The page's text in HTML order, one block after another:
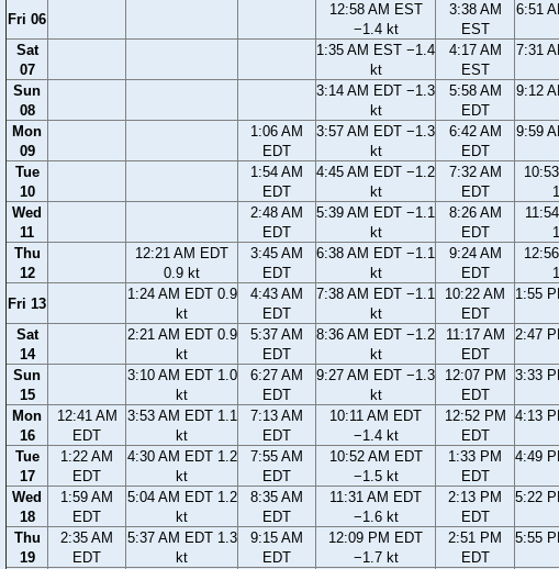
Fri 06
12:58 AM EST
−1.4 kt
3:38 AM
EST
6:51
Sat
07
1:35 AM EST −1.4
kt
4:17 AM
EST
7:31
Sun
08
3:14 AM EDT −1.3
kt
5:58 AM
EDT
9:12
Mon
09
1:06 AM
EDT
3:57 AM EDT −1.3
kt
6:42 AM
EDT
9:59
Tue
10
1:54 AM
EDT
4:45 AM EDT −1.2
kt
7:32 AM
EDT
Wed
11
2:48 AM
EDT
5:39 AM EDT −1.1
kt
8:26 AM
EDT
Thu
12
12:21 AM EDT
0.9 kt
3:45 AM
EDT
6:38 AM EDT −1.1
kt
9:24 AM
EDT
Fri 13
1:24 AM EDT 0.9
kt
4:43 AM
EDT
7:38 AM EDT −1.1
kt
10:22 AM
EDT
1:55
Sat
14
2:21 AM EDT 0.9
kt
5:37 AM
EDT
8:36 AM EDT −1.2
kt
11:17 AM
EDT
2:47
Sun
15
3:10 AM EDT 1.0
kt
6:27 AM
EDT
9:27 AM EDT −1.3
kt
12:07 PM
EDT
3:33
Mon
16
12:41 AM
EDT
3:53 AM EDT 1.1
kt
7:13 AM
EDT
10:11 AM EDT
−1.4 kt
12:52 PM
EDT
4:13
Tue
17
1:22 AM
EDT
4:30 AM EDT 1.2
kt
7:55 AM
EDT
10:52 AM EDT
−1.5 kt
1:33 PM
EDT
4:49
Wed
18
1:59 AM
EDT
5:04 AM EDT 1.2
kt
8:35 AM
EDT
11:31 AM EDT
−1.6 kt
2:13 PM
EDT
5:22
Thu
19
2:35 AM
EDT
5:37 AM EDT 1.3
kt
9:15 AM
EDT
12:09 PM EDT
−1.7 kt
2:51 PM
EDT
5:55